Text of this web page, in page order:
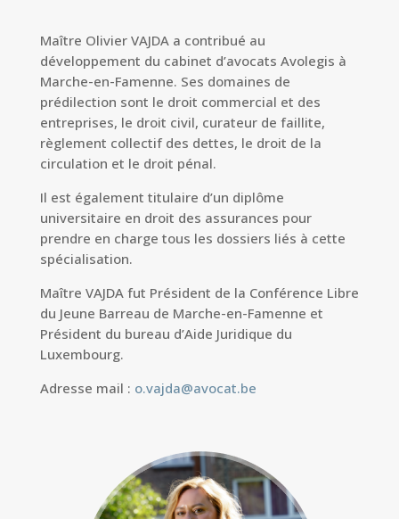
Maître Olivier VAJDA a contribué au
développement du cabinet d’avocats Avolegis à
Marche-en-Famenne. Ses domaines de
prédilection sont le droit commercial et des
entreprises, le droit civil, curateur de faillite,
règlement collectif des dettes, le droit de la
circulation et le droit pénal.
Il est également titulaire d’un diplôme
universitaire en droit des assurances pour
prendre en charge tous les dossiers liés à cette
spécialisation.
Maître VAJDA fut Président de la Conférence Libre
du Jeune Barreau de Marche-en-Famenne et
Président du bureau d’Aide Juridique du
Luxembourg.
Adresse mail : o.vajda@avocat.be